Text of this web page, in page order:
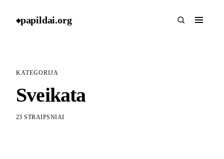
◆papildai.org
KATEGORIJA
Sveikata
23 STRAIPSNIAI